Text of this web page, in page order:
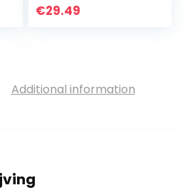
€29.49
Additional information